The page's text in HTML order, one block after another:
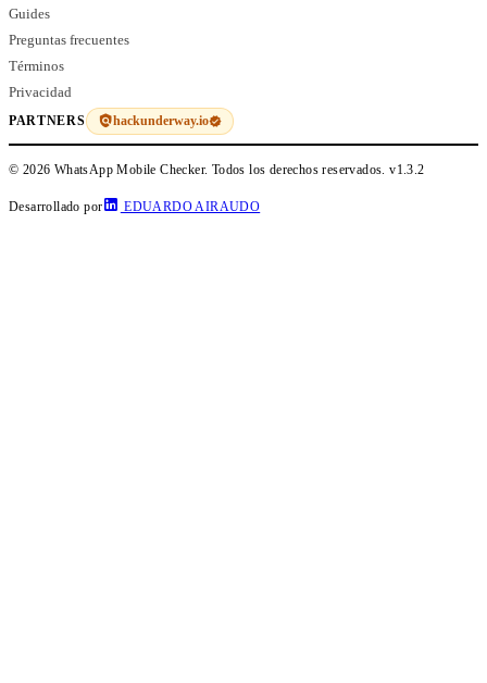
Guides
Preguntas frecuentes
Términos
Privacidad
PARTNERS hackunderway.io
© 2026 WhatsApp Mobile Checker. Todos los derechos reservados.v1.3.2
Desarrollado por EDUARDO AIRAUDO